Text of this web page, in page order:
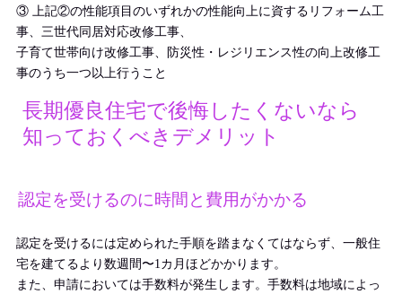
③ 上記②の性能項目のいずれかの性能向上に資するリフォーム工
事、三世代同居対応改修工事、
子育て世帯向け改修工事、防災性・レジリエンス性の向上改修工
事のうち一つ以上行うこと
長期優良住宅で後悔したくないなら
知っておくべきデメリット
認定を受けるのに時間と費用がかかる
認定を受けるには定められた手順を踏まなくてはならず、一般住
宅を建てるより数週間〜1カ月ほどかかります。
また、申請においては手数料が発生します。手数料は地域によっ